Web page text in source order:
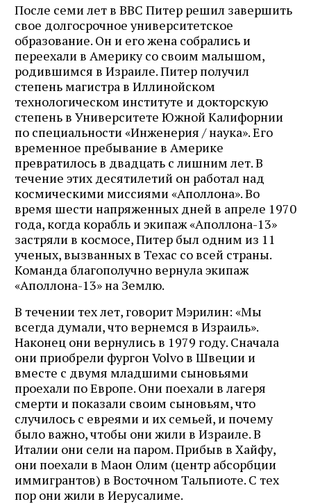
После семи лет в ВВС Питер решил завершить
свое долгосрочное университетское
образование. Он и его жена собрались и
переехали в Америку со своим малышом,
родившимся в Израиле. Питер получил
степень магистра в Иллинойском
технологическом институте и докторскую
степень в Университете Южной Калифорнии
по специальности «Инженерия / наука». Его
временное пребывание в Америке
превратилось в двадцать с лишним лет. В
течение этих десятилетий он работал над
космическими миссиями «Аполлона». Во
время шести напряженных дней в апреле 1970
года, когда корабль и экипаж «Аполлона-13»
застряли в космосе, Питер был одним из 11
ученых, вызванных в Техас со всей страны.
Команда благополучно вернула экипаж
«Аполлона-13» на Землю.
В течении тех лет, говорит Мэрилин: «Мы
всегда думали, что вернемся в Израиль».
Наконец они вернулись в 1979 году. Сначала
они приобрели фургон Volvo в Швеции и
вместе с двумя младшими сыновьями
проехали по Европе. Они поехали в лагеря
смерти и показали своим сыновьям, что
случилось с евреями и их семьей, и почему
было важно, чтобы они жили в Израиле. В
Италии они сели на паром. Прибыв в Хайфу,
они поехали в Маон Олим (центр абсорбции
иммигрантов) в Восточном Тальпиоте. С тех
пор они жили в Иерусалиме.
Журнал ЛЕХАИМ в вашем
email
Подпишитесь на рассылку журнала ЛЕХАИМ и получайте
самые интересные публикации с сайта по электронной
почте